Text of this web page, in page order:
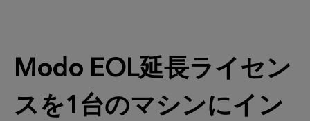
Modo EOL延長ライセン
スを1台のマシンにイン